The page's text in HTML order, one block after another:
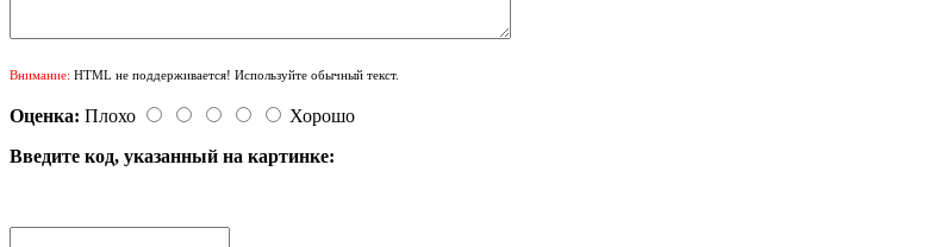
Внимание: HTML не поддерживается! Используйте обычный текст.
Оценка: Плохо
Хорошо
Введите код, указанный на картинке: